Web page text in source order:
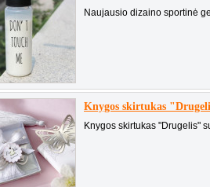
Naujausio dizaino sportinė
Knygos skirtukas
Knygos skirtukas "Drugelis"